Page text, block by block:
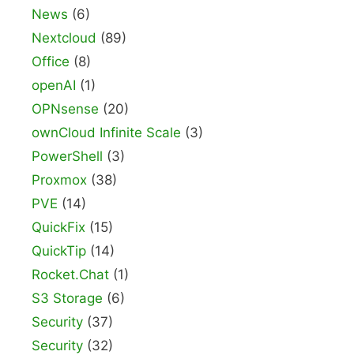
News (6)
Nextcloud (89)
Office (8)
openAI (1)
OPNsense (20)
ownCloud Infinite Scale (3)
PowerShell (3)
Proxmox (38)
PVE (14)
QuickFix (15)
QuickTip (14)
Rocket.Chat (1)
S3 Storage (6)
Security (37)
Security (32)